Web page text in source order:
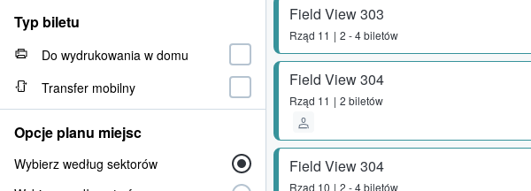
Field View 303
Rząd 11 2 - 4 biletów
Field View 304
Rząd 11 2 biletów
Field View 304
Rząd 10 2 - 4 biletów
Typ biletu
Do wydrukowania w domu
Transfer mobilny
Opcje planu miejsc
Wybierz według sektorów